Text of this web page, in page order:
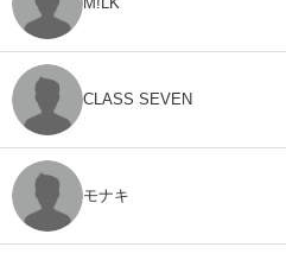
CLASS SEVEN
モナキ